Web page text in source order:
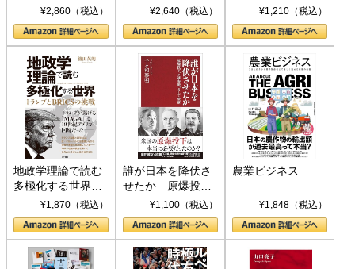
¥2,860（税込） ¥2,640（税込）
ト S 039)¥1,210（税込）
地政学理論で読む
多極化する世界：
トランプとBRICS
の挑戦
¥1,870（税込）
誰が日本を降伏さ
せたか 原爆投
下、ソ連参戦、そ
して聖断 (PHP新
書)
¥1,100（税込）
農業ビジネス
¥1,848（税込）